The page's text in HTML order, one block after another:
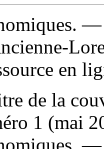
. —
en
de la
1 (mai